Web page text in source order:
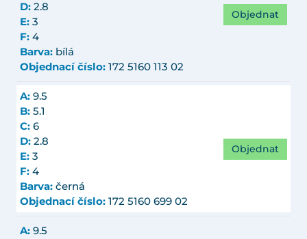
D: 2.8
E: 3
F: 4
Barva: bílá
Objednací číslo: 172 5160 113 02
Objednat
A: 9.5
B: 5.1
C: 6
D: 2.8
E: 3
F: 4
Barva: černá
Objednací číslo: 172 5160 699 02
Objednat
A: 9.5